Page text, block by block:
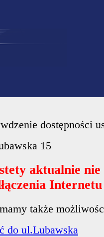
dostępności
15
aktualnie
także
do ul.Lubawska